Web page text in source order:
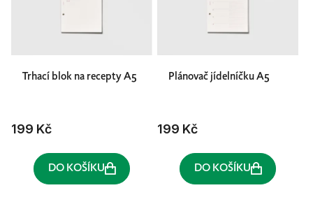
Trhací blok na recepty A5
199 Kč
DO KOŠÍKU
Plánovač jídelníčku A5
199 Kč
DO KOŠÍKU